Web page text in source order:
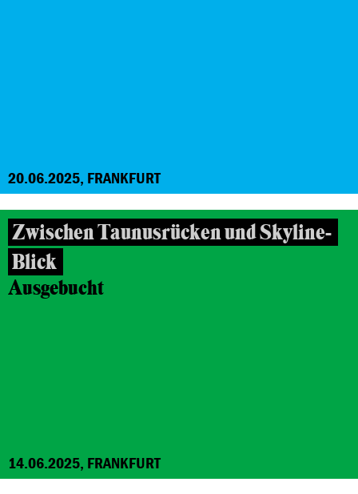
20.06.2025, FRANKFURT
Zwischen Taunusrücken und Skyline-
Blick
Ausgebucht
14.06.2025, FRANKFURT